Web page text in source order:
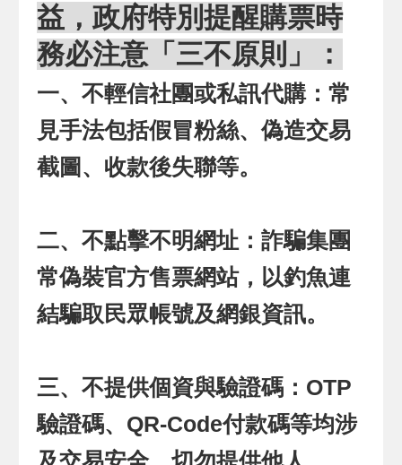
益，政府特別提醒購票時
務必注意「三不原則」：
一、不輕信社團或私訊代購：常
見手法包括假冒粉絲、偽造交易
截圖、收款後失聯等。
二、不點擊不明網址：詐騙集團
常偽裝官方售票網站，以釣魚連
結騙取民眾帳號及網銀資訊。
三、不提供個資與驗證碼：OTP
驗證碼、QR-Code付款碼等均涉